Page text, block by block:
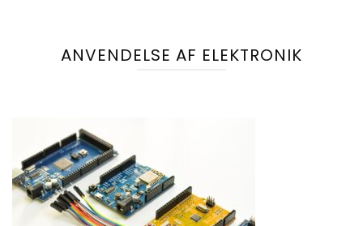
ANVENDELSE AF ELEKTRONIK